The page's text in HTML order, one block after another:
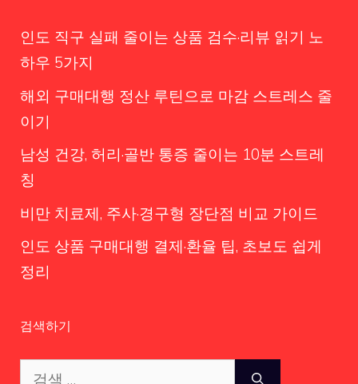
인도 직구 실패 줄이는 상품 검수·리뷰 읽기 노
하우 5가지
해외 구매대행 정산 루틴으로 마감 스트레스 줄
이기
남성 건강, 허리·골반 통증 줄이는 10분 스트레
칭
비만 치료제, 주사·경구형 장단점 비교 가이드
인도 상품 구매대행 결제·환율 팁, 초보도 쉽게
정리
검색하기